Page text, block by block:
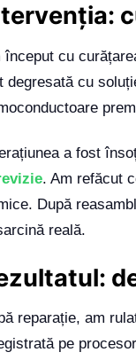
început cu
degresată cu
a fost
. Am refăcut
După
reală.
reparație, am
pe